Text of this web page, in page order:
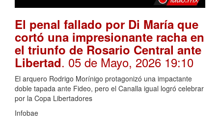
El penal fallado por Di María que
cortó una impresionante racha en
el triunfo de Rosario Central ante
Libertad. 05 de Mayo, 2026 19:10
El arquero Rodrigo Morínigo protagonizó una impactante
doble tapada ante Fideo, pero el Canalla igual logró celebrar
por la Copa Libertadores
Infobae